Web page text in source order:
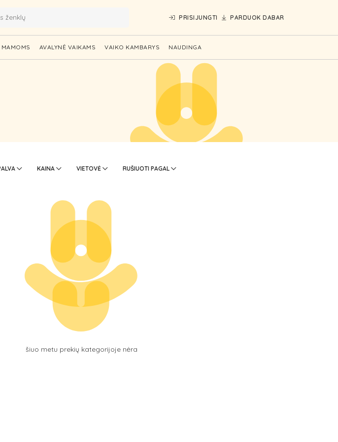
PRISIJUNGTI PARDUOK DABAR
AVALYNĖ VAIKAMS VAIKO KAMBARYS NAUDINGA
KAINA VIETOVĖ RUŠIUOTI PAGAL
šiuo metu prekių kategorijoje nėra